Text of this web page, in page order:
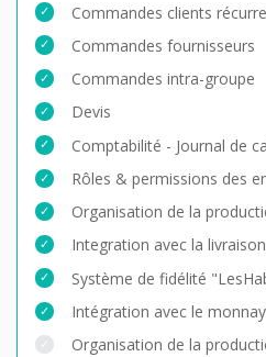
Commandes clients
Commandes fournisseurs
Commandes intra-groupe
Devis
Comptabilité - Journal de
Rôles & permissions des
Organisation de la
Integration avec la
Système de fidélité
Intégration avec le
Organisation de la